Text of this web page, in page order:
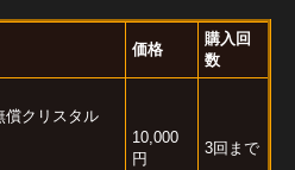
価格
購入回
数
クリスタル
10,000
円
3回まで